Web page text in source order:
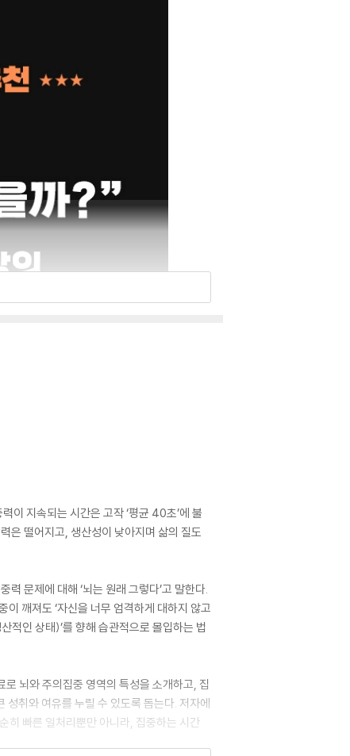
이 지속되는 시간은 고작 ‘평균 40초’에 불
은 떨어지고, 생산성이 낮아지며 삶의 질도
문제에 대해 ‘뇌는 원래 그렇다’고 말한다.
이 깨져도 ‘자신을 너무 엄격하게 대하지 않고
적인 상태)’를 향해 습관적으로 몰입하는 법
로 뇌와 주의집중 영역의 특성을 소개하고, 집
취와 여유를 누릴 수 있도록 돕는다. 저자에
히 빠른 일처리뿐만 아니라, 집중하는 시간